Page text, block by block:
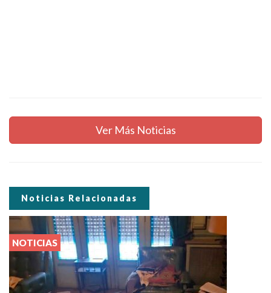
Ver Más Noticias
Noticias Relacionadas
NOTICIAS